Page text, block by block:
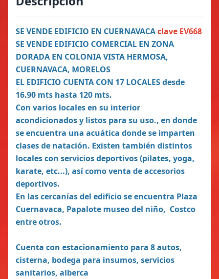
SE VENDE EDIFICIO EN CUERNAVACAclave EV668
SE VENDE EDIFICIO COMERCIAL EN ZONA
DORADA EN COLONIA VISTA HERMOSA,
CUERNAVACA, MORELOS
EL EDIFICIO CUENTA CON 17 LOCALES desde
16.90 mts hasta 120 mts.
Con varios locales en su interior
acondicionados y listos para su uso., en donde
se encuentra una acuática donde se imparten
clases de natación. Existen también distintos
locales con servicios deportivos (pilates, yoga,
karate, etc...), así como venta de accesorios
deportivos.
En las cercanías del edificio se encuentra Plaza
Cuernavaca, Papalote museo del niño, Costco
entre otros.
Cuenta con estacionamiento para 8 autos,
cisterna, bodega para insumos, servicios
sanitarios, alberca